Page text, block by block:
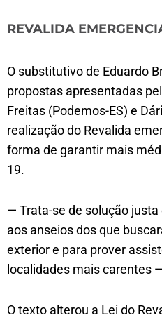
REVALIDA
O substitutivo de Eduardo
propostas apresentadas
Freitas (Podemos-ES) e
realização do Revalida
forma de garantir mais
19.
— Trata-se de solução
aos anseios dos que
exterior e para prover
localidades mais carentes
O texto alterou a Lei do